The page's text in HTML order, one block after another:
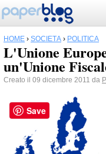
HOME › SOCIETÀ › POLITICA
L'Unione
un'Unione
Creato il 09 dicembre 2011 da
Save